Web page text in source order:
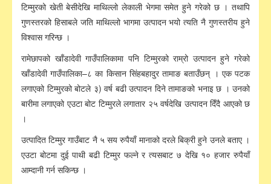
टिम्मुरको खेती बेसीदेखि माथिल्लो लेकाली भेगमा समेत हुने गरेको छ । तथापि
गुणस्तरको हिसाबले जति माथिल्लो भागमा उत्पादन भयो त्यति नै गुणस्तरीय हुने
विश्वास गरिन्छ ।
रामेछापको खाँडादेवी गाउँपालिकामा पनि टिम्मुरको राम्रो उत्पादन हुने गरेको
खाँडादेवी गाउँपालिका–८ का किसान सिंहबहादुर तामाङ बताउँछन् । एक पटक
लगाएको टिम्मुरको बोटले ३) वर्ष बढी उत्पादन दिने तामाङको भनाइ छ । उनको
बारीमा लगाएको एउटा बोट टिम्मुरले लगातार २५ वर्षदेखि उत्पादन दिँदै आएको छ
।
उत्पादित टिम्मुर गाउँबाट नै ५ सय रुपैयाँ मानाको दरले बिक्री हुने उनले बताए ।
एउटा बोटमा दुई पाथी बढी टिम्मुर फल्ने र त्यसबाट ७ देखि १० हजार रुपैयाँ
आम्दानी गर्न सकिन्छ ।